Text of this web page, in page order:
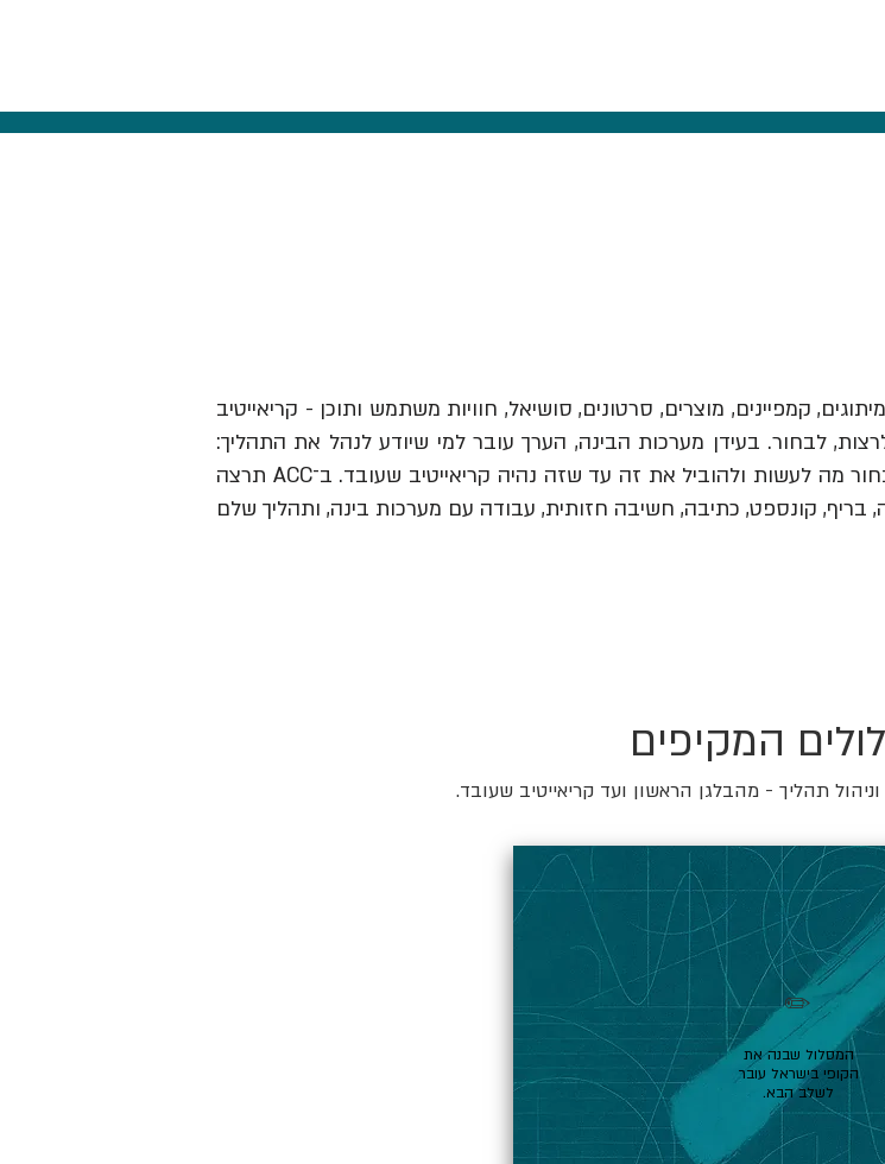
מיתוגים, קמפיינים, מוצרים, סרטונים, סושיאל, חוויות משתמש ותוכן - קריאייטיב
לבחור. בעידן מערכות הבינה, הערך עובר למי שיודע לנהל את התהליך:
לזהות תובנה, לבנות בריף וכיוון, להבין מותגים ואנשים, לבחור מה לעשות ולהוביל את זה עד שזה נהיה קריאייטיב שעובד. ב־ACC תרצה
בריף, קונספט, כתיבה, חשיבה חזותית, עבודה עם מערכות בינה, ותהליך שלם
המקיפים
תהליך - מהבלגן הראשון ועד קריאייטיב שעובד.
✏️
המסלול שבנה את
הקופי בישראל עובר
לשלב הבא.